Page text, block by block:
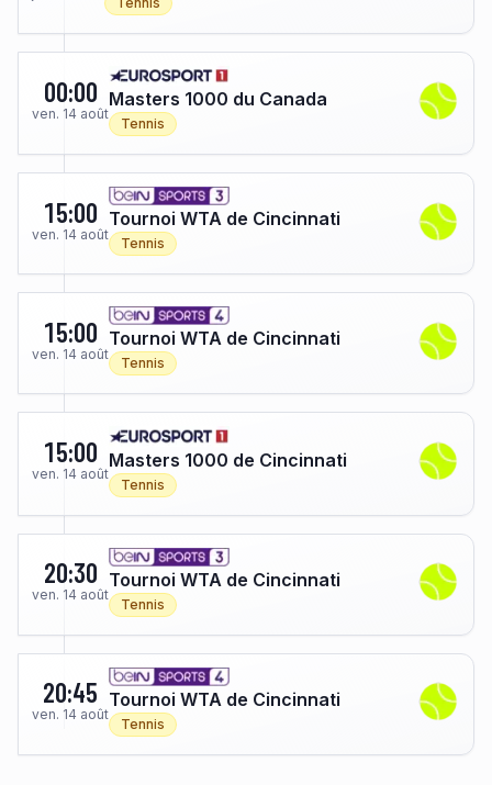
00:00
ven. 14 août
Masters 1000 du Canada
Tennis
15:00
ven. 14 août
Tournoi WTA de Cincinnati
Tennis
15:00
ven. 14 août
Tournoi WTA de Cincinnati
Tennis
15:00
ven. 14 août
Masters 1000 de Cincinnati
Tennis
20:30
ven. 14 août
Tournoi WTA de Cincinnati
Tennis
20:45
ven. 14 août
Tournoi WTA de Cincinnati
Tennis